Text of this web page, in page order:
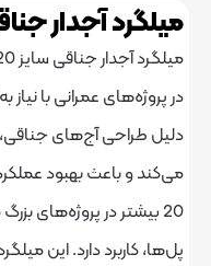
جناقی سایز 20
میلگرد آجدار جناقی
با نیاز به استحکام
جناقی، چسبندگی بسیار
بهبود عملکرد سازه‌های
در پروژه‌های بزرگ مقیاس،
دارد. این میلگرد برای تحمل